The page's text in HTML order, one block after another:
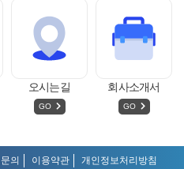
오시는길
GO
회사소개서
GO
의 이용약관 개인정보처리방침